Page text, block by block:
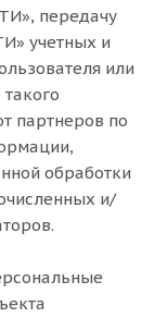
передачу
учетных и
или
партнеров по
обработки
и/